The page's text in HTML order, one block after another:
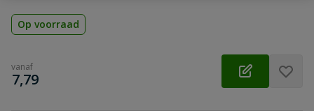
Op voorraad
vanaf
€
7,79